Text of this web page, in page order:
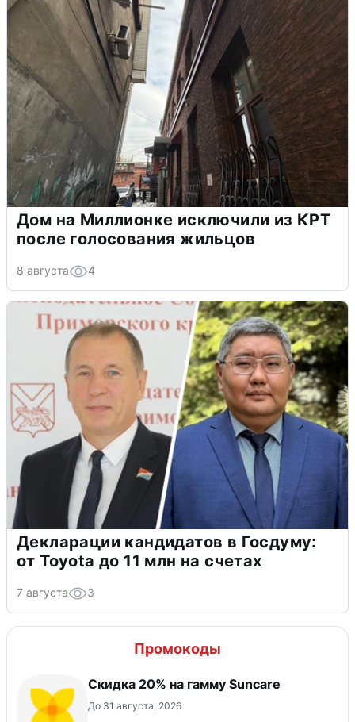
Дом на Миллионке исключили из КРТ
после голосования жильцов
8 августа 4
Декларации кандидатов в Госдуму:
от Toyota до 11 млн на счетах
7 августа 3
Промокоды
Скидка 20% на гамму Suncare
До 31 августа, 2026